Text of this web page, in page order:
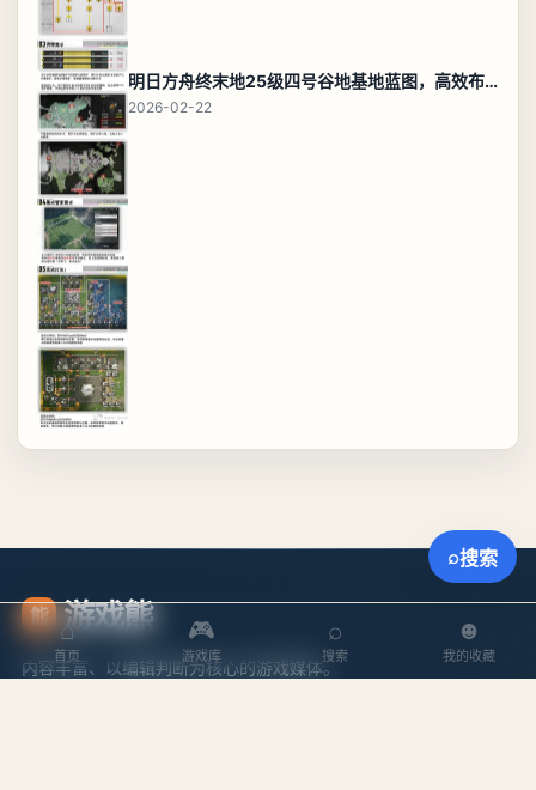
明日方舟终末地25级四号谷地基地蓝图，高效布局规划
2026-02-22
熊 游戏熊
内容丰富、以编辑判断为核心的游戏媒体。
⌂
首页
🎮
游戏库
⌕
搜索
☻
我的收藏
⌕搜索